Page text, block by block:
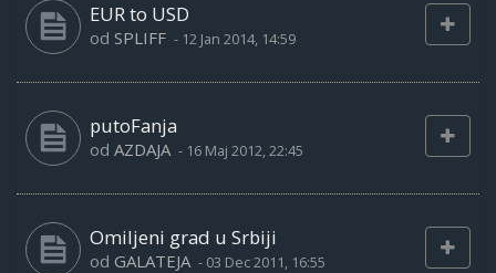
EUR to USD
od SPLIFF - 12 Jan 2014, 14:59
putoFanja
od AZDAJA - 16 Maj 2012, 22:45
Omiljeni grad u Srbiji
od GALATEJA - 03 Dec 2011, 16:55